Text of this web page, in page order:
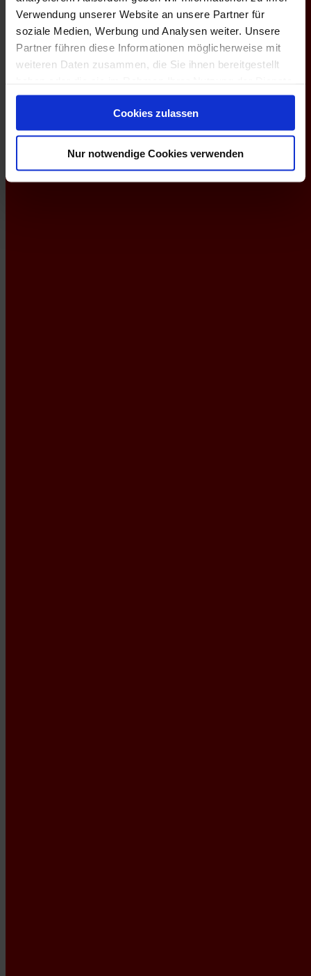
Verwendung unserer Website an unsere Partner für
soziale Medien, Werbung und Analysen weiter. Unsere
Partner führen diese Informationen möglicherweise mit
weiteren Daten zusammen, die Sie ihnen bereitgestellt
gesammelt haben.
Cookies zulassen
Nur notwendige Cookies verwenden